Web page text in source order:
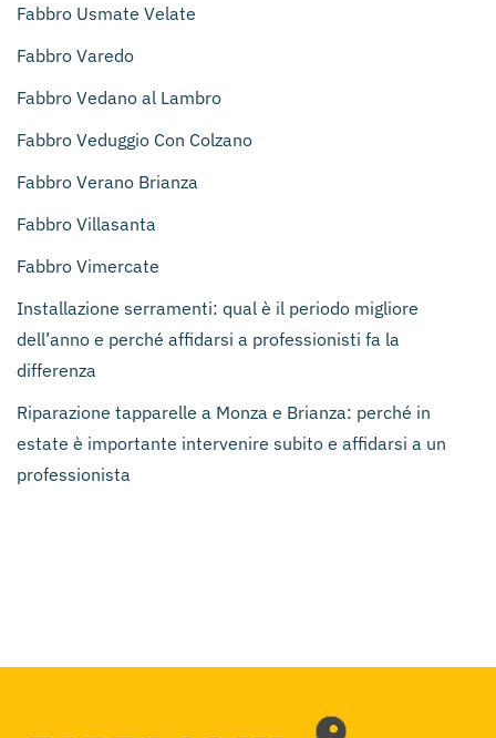
Fabbro Usmate Velate
Fabbro Varedo
Fabbro Vedano al Lambro
Fabbro Veduggio Con Colzano
Fabbro Verano Brianza
Fabbro Villasanta
Fabbro Vimercate
Installazione serramenti: qual è il periodo migliore
dell’anno e perché affidarsi a professionisti fa la
differenza
Riparazione tapparelle a Monza e Brianza: perché in
estate è importante intervenire subito e affidarsi a un
professionista